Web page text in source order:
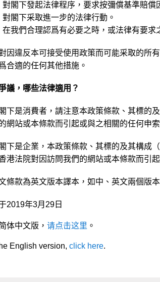
對閣下發起法律程序，要求按彌償基準賠
對閣下采取進一步的法律行動。
在我們合理認爲有必要之時，或法律有要求
因違反本可接受使用政策而可能采取的所
合適的任何其他措施。
議，哪些法律適用？
下是消費者，請注意本政策條款、其標的
網站或本條款而引起或與之相關的任何申
下是企業，本政策條款、其標的及其構成
港法院對因訪問我們的網站或本條款而引
條款為英文版本譯本，如中、英文兩個版
2019年3月29日
体中文版， 请点击这里 。
English version, click here.